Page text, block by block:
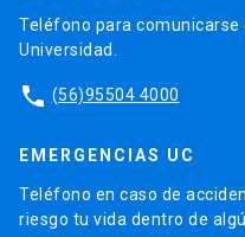
Teléfono para
Universidad.
phone (56)95504 4000
EMERGENCIAS UC
Teléfono en caso de
riesgo tu vida dentro de